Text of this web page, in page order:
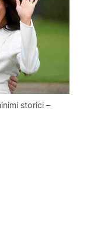
storici –